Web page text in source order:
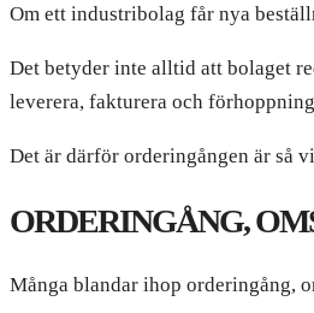
Om ett industribolag får nya
Det betyder inte alltid att bolaget
leverera, fakturera och
Det är därför orderingången är så
ORDERINGÅNG,
Många blandar ihop orderingång,